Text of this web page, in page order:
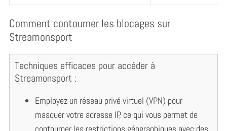
Comment contourner les blocages sur
Streamonsport
Techniques efficaces pour accéder à
Streamonsport :
Employez un réseau privé virtuel (VPN) pour
masquer votre adresse IP, ce qui vous permet de
contourner les restrictions géographiques avec des